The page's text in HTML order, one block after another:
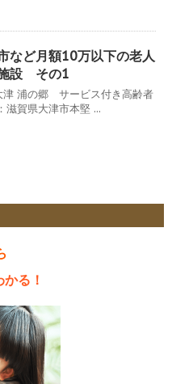
など月額10万以下の老人
設 その1
浦の郷 サービス付き高齢者
滋賀県大津市本堅 ...
る！